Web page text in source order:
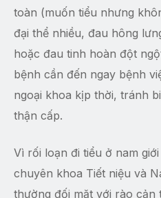
toàn (muốn tiểu nhưng
đại thể nhiều, đau hông
hoặc đau tinh hoàn đột
bệnh cần đến ngay bệnh
ngoại khoa kịp thời, tránh
thận cấp.
Vì rối loạn đi tiểu ở nam
chuyên khoa Tiết niệu và
thường đối mặt với rào cản